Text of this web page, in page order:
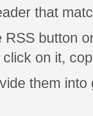
that
button
on it,
them